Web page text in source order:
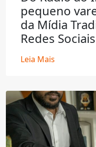
pequeno
da Mídia
Redes
Leia Mais